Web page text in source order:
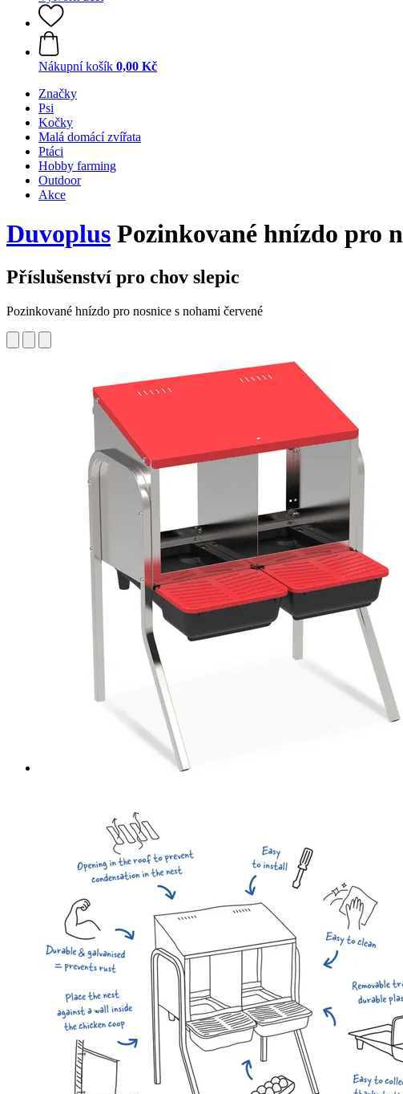
Nákupní košík 0,00 Kč
Značky
Psi
Kočky
Malá domácí zvířata
Ptáci
Hobby farming
Outdoor
Akce
Duvoplus Pozinkované hnízdo pro
Příslušenství pro chov slepic
Pozinkované hnízdo pro nosnice s nohami červené